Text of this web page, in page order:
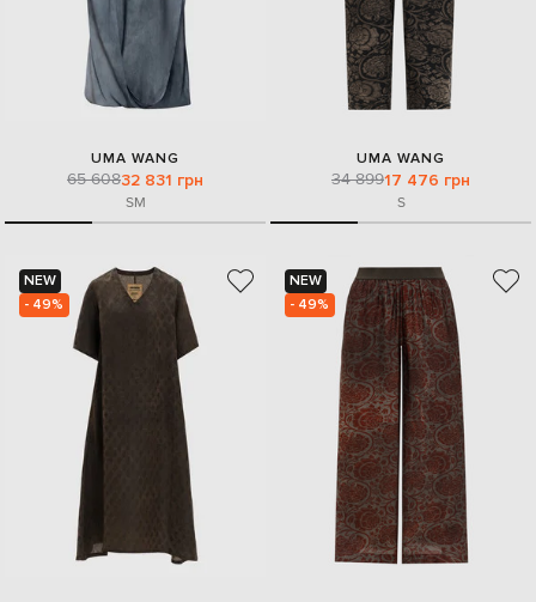
UMA WANG
65 60832 831 грн
SM
UMA WANG
34 89917 476 грн
S
NEW
- 49%
NEW
- 49%